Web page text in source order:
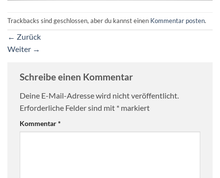
Trackbacks sind geschlossen, aber du kannst einen Kommentar posten.
← Zurück
Weiter →
Schreibe einen Kommentar
Deine E-Mail-Adresse wird nicht veröffentlicht.
Erforderliche Felder sind mit * markiert
Kommentar*